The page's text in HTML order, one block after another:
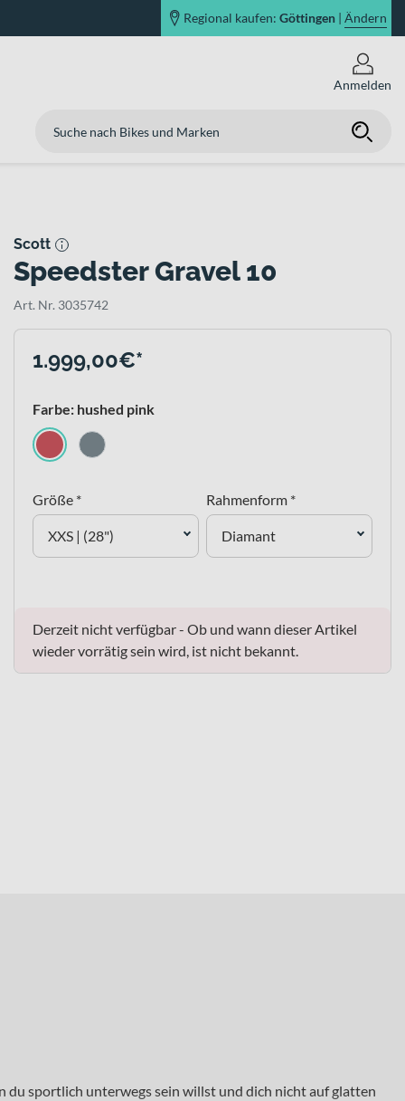
Regional kaufen: Göttingen | Ändern
Anmelden
Scott
Speedster Gravel 10
Art. Nr. 3035742
1.999,00€*
Farbe: hushed pink
Größe *
XXS | (28")
Rahmenform *
Diamant
Derzeit nicht verfügbar - Ob und wann dieser Artikel
wieder vorrätig sein wird, ist nicht bekannt.
du sportlich unterwegs sein willst und dich nicht auf glatten